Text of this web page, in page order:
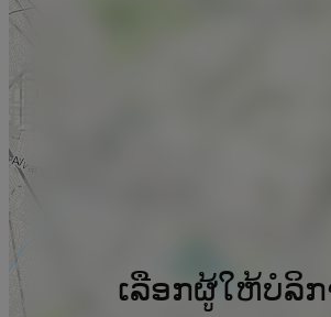
ເລືອກຜູ້ໃຫ້ບໍລິກ